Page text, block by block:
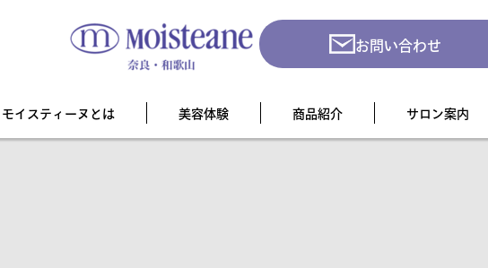
お問い合わせ
モイスティーヌとは 美容体験 商品紹介 サロン案内